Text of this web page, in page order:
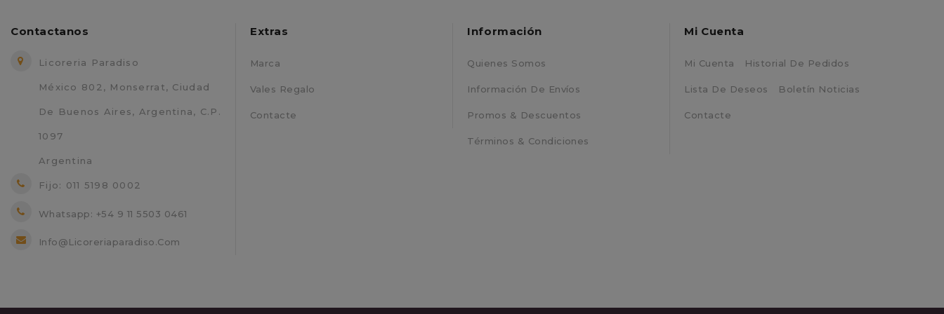
Contactanos
Licoreria Paradiso
México 802, Monserrat, Ciudad
De Buenos Aires, Argentina, C.P.
1097
Argentina
Fijo: 011 5198 0002
Whatsapp: +54 9 11 5503 0461
Info@licoreriaparadiso.com
Extras
Marca
Vales Regalo
Contacte
Información
Quienes Somos
Información De Envíos
Promos & Descuentos
Términos & Condiciones
Mi Cuenta
Mi Cuenta Historial De Pedidos
Lista De Deseos Boletín Noticias
Contacte